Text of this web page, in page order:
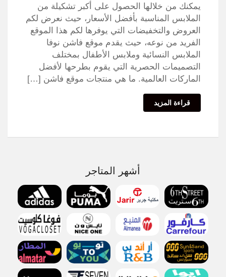
يمكنك من خلالها الحصول على أكبر تشكيلة من
الملابس المناسبة بأفضل الأسعار، حيث نعرض لكم
العروض والتخفيضات التي يوفرها لكم هذا الموقع
الفريد من نوعه، حيث يقدم موقع فاشن نوفا
الملابس النسائية وملابس الأطفال بمختلف
التصميمات الحصرية التي يقوم بطرحها لأفضل
الماركات العالمية. ما هي منتجات موقع فاشن […]
قراءة المزيد
أشهر المتاجر